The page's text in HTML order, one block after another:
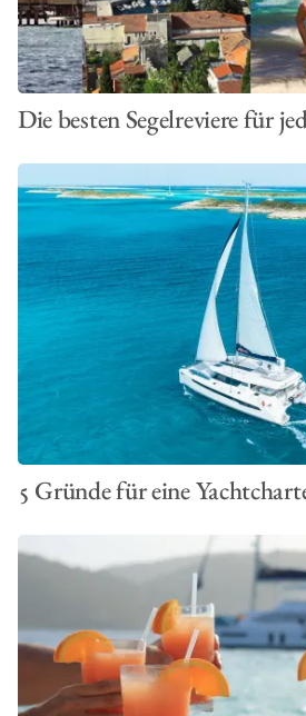
Die besten Segelreviere für
5 Gründe für eine